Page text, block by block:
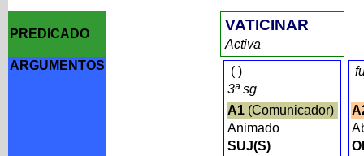
PREDICADO
VATICINAR
Activa
ARGUMENTOS
()
3ª sg
A1(Comunicador)
Animado
SUJ(S)